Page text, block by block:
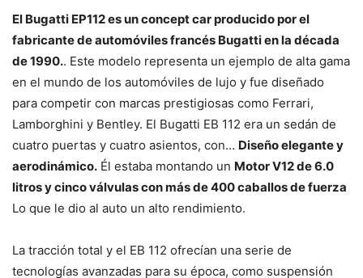
El Bugatti EP112 es un concept car producido por el
fabricante de automóviles francés Bugatti en la década
de 1990.. Este modelo representa un ejemplo de alta gama
en el mundo de los automóviles de lujo y fue diseñado
para competir con marcas prestigiosas como Ferrari,
Lamborghini y Bentley. El Bugatti EB 112 era un sedán de
cuatro puertas y cuatro asientos, con… Diseño elegante y
aerodinámico. Él estaba montando un Motor V12 de 6.0
litros y cinco válvulas con más de 400 caballos de fuerza
Lo que le dio al auto un alto rendimiento.
La tracción total y el EB 112 ofrecían una serie de
tecnologías avanzadas para su época, como suspensión